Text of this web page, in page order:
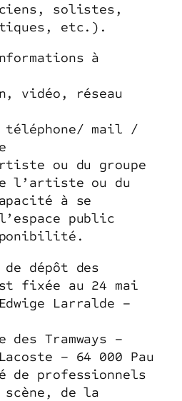
solistes,
etc.).
à
vidéo, réseau
téléphone/ mail /
ou du groupe
l’artiste ou du
à se
public
dépôt des
fixée au 24 mai
Larralde –
Tramways –
– 64 000 Pau
de professionnels
de la